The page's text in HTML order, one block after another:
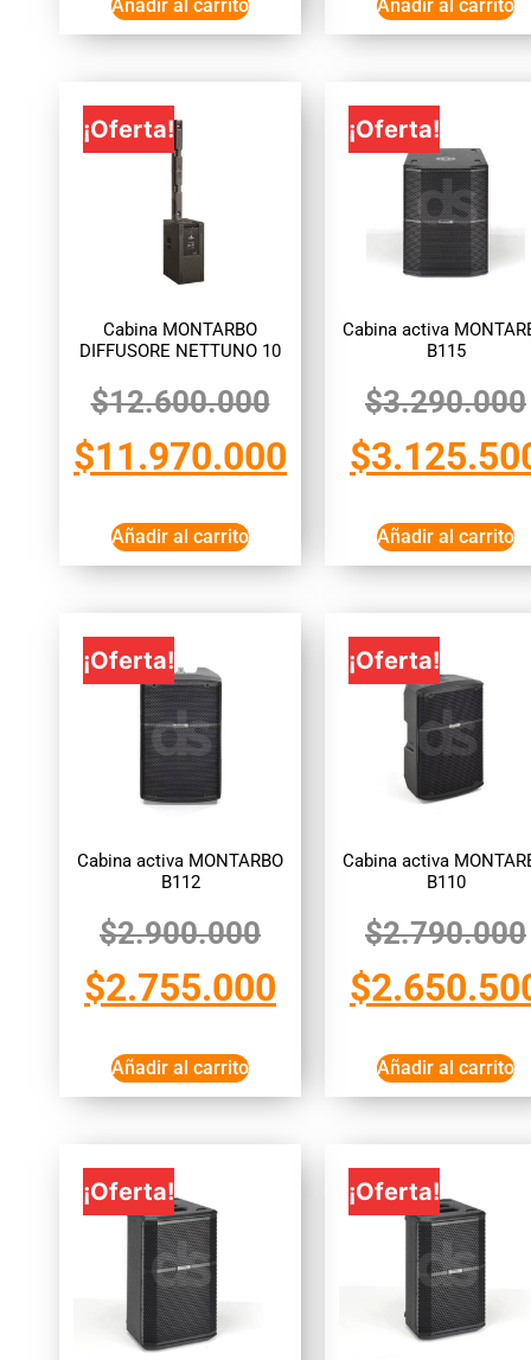
Añadir al carrito Añadir al carrito
¡Oferta!
Cabina MONTARBO
DIFFUSORE NETTUNO 10
$12.600.000
$11.970.000
Añadir al carrito
¡Oferta!
Cabina activa
B115
$3.290.000
$
Añadir al carrito
¡Oferta!
Cabina activa MONTARBO
B112
$2.900.000
$2.755.000
Añadir al carrito
¡Oferta!
Cabina activa
B110
$2.790.000
$
Añadir al carrito
¡Oferta! ¡Oferta!